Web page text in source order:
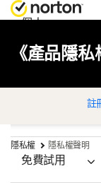
個人
免費試用
《產品隱私
註
隱私權 隱私權聲明